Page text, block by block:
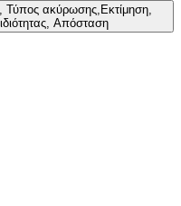
Τύπος ακύρωσης,Εκτίμηση,
Απόσταση